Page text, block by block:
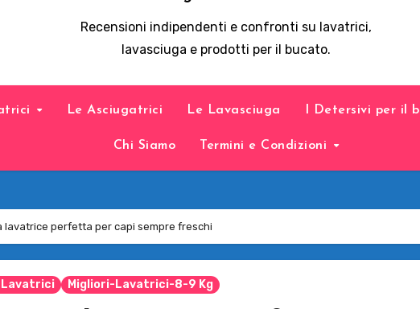
Recensioni indipendenti e confronti su lavatrici,
lavasciuga e prodotti per il bucato.
Le Asciugatrici Le Lavasciuga I Detersivi per il
Chi Siamo Termini e Condizioni
lavatrice perfetta per capi sempre freschi
Lavatrici Migliori-Lavatrici-8-9 Kg